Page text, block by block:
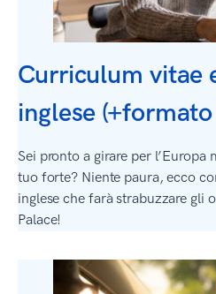
Curriculum vitae
inglese
Sei pronto a girare per l’Europa
tuo forte? Niente paura, ecco
inglese che farà strabuzzare gli
Palace!